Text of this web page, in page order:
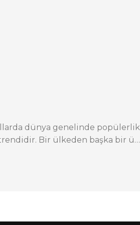
dünya genelinde popülerlik
Bir ülkeden başka bir ü…